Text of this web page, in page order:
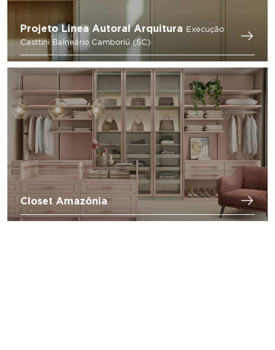
Projeto Linea Autoral Arquitura
Execução
Casttini Balneário Camboriú (SC)
Closet Amazônia